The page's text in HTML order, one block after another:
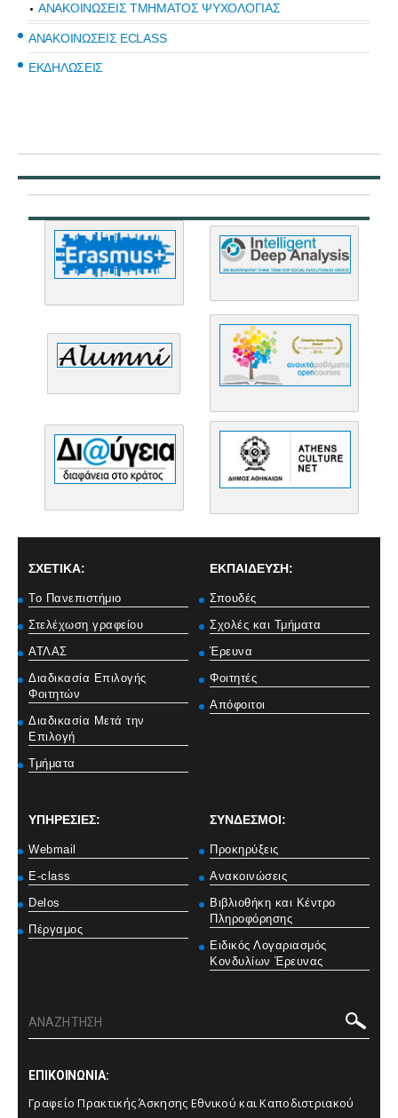
ΑΝΑΚΟΙΝΩΣΕΙΣ ΤΜΗΜΑΤΟΣ ΨΥΧΟΛΟΓΙΑΣ
ΑΝΑΚΟΙΝΩΣΕΙΣ ECLASS
ΕΚΔΗΛΩΣΕΙΣ
ΣΧΕΤΙΚΑ:
Το Πανεπιστήμιο
Στελέχωση γραφείου
ΑΤΛΑΣ
Διαδικασία Επιλογής
Φοιτητών
Διαδικασία Μετά την
Επιλογή
Τμήματα
ΕΚΠΑΙΔΕΥΣΗ:
Σπουδές
Σχολές και Τμήματα
Έρευνα
Φοιτητές
Απόφοιτοι
ΥΠΗΡΕΣΙΕΣ:
Webmail
E-class
Delos
Πέργαμος
ΣΥΝΔΕΣΜΟΙ:
Προκηρύξεις
Ανακοινώσεις
Βιβλιοθήκη και Κέντρο
Πληροφόρησης
Ειδικός Λογαριασμός
Κονδυλίων Έρευνας
ΕΠΙΚΟΙΝΩΝΙΑ:
Γραφείο Πρακτικής Άσκησης Εθνικού και Καποδιστριακού